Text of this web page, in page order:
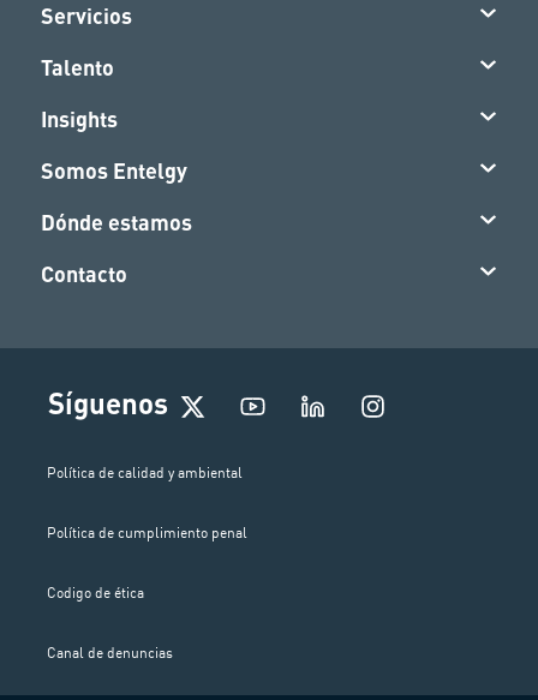
Servicios
Talento
Insights
Somos Entelgy
Dónde estamos
Contacto
Síguenos
I
n
Política de calidad y ambiental
Política de cumplimiento penal
Codigo de ética
Canal de denuncias